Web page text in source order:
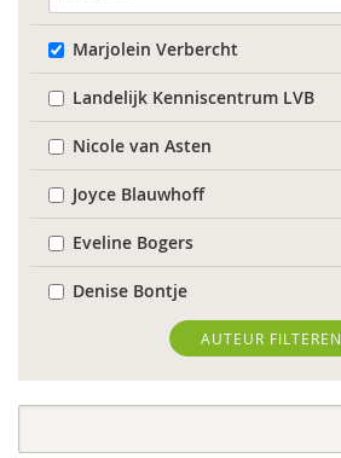
Marjolein Verbercht
Landelijk Kenniscentrum LVB
Nicole van Asten
Joyce Blauwhoff
Eveline Bogers
Denise Bontje
Caroline Boudry
Iris Brandsteder
AUTEUR FILTEREN